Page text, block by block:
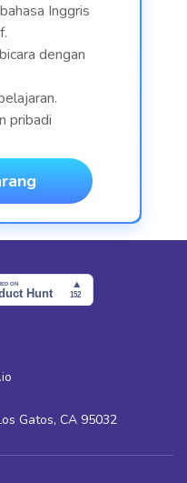
Inggris
dengan
pribadi
Gatos, CA 95032